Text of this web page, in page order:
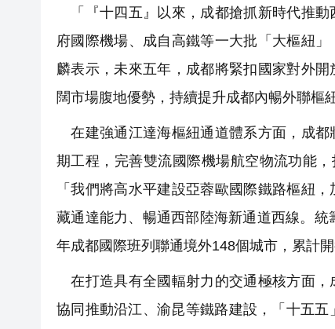
「『十四五』以來，成都搶抓新時代推動
府國際機場、成自高鐵等一大批「大樞紐
麟表示，未來五年，成都將緊扣國家對外
闊市場腹地優勢，持續提升成都內暢外聯樞
在建強通江達海樞紐通道體系方面，成都
期工程，完善雙流國際機場航空物流功能
「我們將高水平建設亞蓉歐國際鐵路樞紐
藏通達能力、暢通西部陸海新通道西線。
年成都國際班列聯通境外148個城市，累計
在打造具有全國輻射力的交通極核方面，
協同推動沿江、渝昆等鐵路建設，「十五